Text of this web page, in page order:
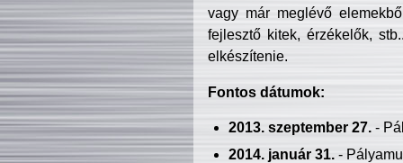
vagy már meglévő
fejlesztő kitek, érzékelők,
elkészítenie.
Fontos dátumok:
2013. szeptember 27.-
2014. január 31.-